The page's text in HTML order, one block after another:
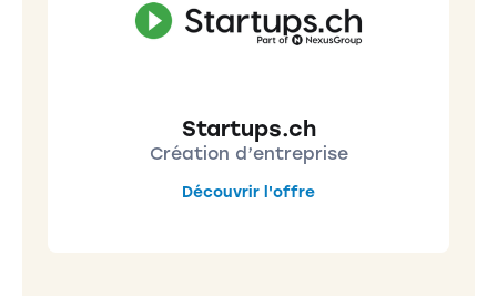
Startups.ch
Création d’entreprise
Découvrir l'offre